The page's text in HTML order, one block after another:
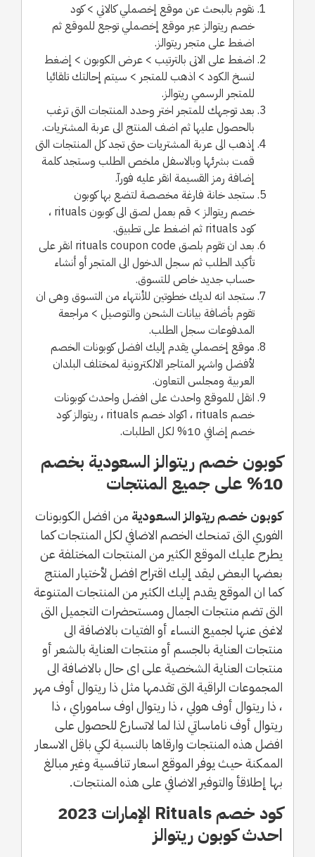
نقوم بالبحث عن موقع إخصملي كالاتي > كود
خصم ريتوالز عبر موقع إخصملي توجع للموقع ثم
اضغط على متجر ريتوالز.
اضغط على الاتى بالترتيب > عرض الكوبون > إضغط
لنسخ الكود > اذهب للمتجر > سيتم إحالتك تلقائيا
للمتجر الرسمي ريتوالز.
بعد توجهك للمتجر اختر وحدد المنتجات التى ترغب
بالحصول عليها ثم اضف المنتج الى عربة المشتريات.
إذهب الى عربة المشتريات حتى تجد كل المنتجات التى
قمت بشرئها وبالاسفل ملخص الطلب وستجد كلمة
إضافة رمز القسيمة انقر عليه فورآ.
ستجد خانة فارغة مخصصة لتضع بها كوبون
خصم ريتوالز > قم بعمل لصق الى كوبون rituals ،
كود rituals ثم اضغط على تطبيق.
بعد ان تقوم بلصق rituals coupon code انقر على
تأكيد الطلب ثم سجل الدخول الى المتجر أو أنشاء
حساب جديد خاص للتسوق.
ستجد انه لديك خطوتين للأنتهاء من التسوق وهى ان
تقوم بأضافة بيانات الشحن والتوصيل > مراجعة
المدفوعات سجل الطلب.
موقع إخصملي يقدم إليك افضل كوبونات الخصم
لأفضل واشهر المتاجر الالكترونية لمختلف البلدان
العربية ومجلس التعاون.
انقل للموقع واحدث على افضل واحدث كوبونات
خصم rituals ، اكواد خصم rituals ، ريتوالز كود
خصم إضافي 10% لكل الطلبات.
كوبون خصم ريتوالز السعودية بخصم
10% على جميع المنتجات
كوبون خصم ريتوالز السعودية من افضل الكوبونات
الفوري التى تمنحك الخصم الاضافي لكل المنتجات كما
يطرح عليك الموقع الكثير من المنتجات المختلفة عن
بعضها البعض ليقد إليك اقتراح افضل لأختيار المنتج
كما ان الموقع يقدم إليك الكثير من المنتجات المتنوعة
التى تضم منتجات الجمال ومستحضرات التجميل التى
لاغنى عنها لجميع النساء أو الفتيات بالاضافة الى
منتجات العناية بالجسم أو منتجات العناية بالشعر أو
منتجات العناية الشخصية على اى حال بالاضافة الى
المجموعات الراقية التى تقدمها مثل ذا ريتوال أوف مهر
، ذا ريتوال أوف هولي ، ذا ريتوال اوف ساموراي ، ذا
ريتوال أوف ناماساتي لذا لما لاتسارع للحصول على
افضل هذه المنتجات وارقاها بالنسبة لكي باقل الاسعار
الممكنة حيث يوفر الموقع اسعار تنافسية وغير مبالغ
بها إطلاقأ والتوفير الاضافي على هذه المنتجات.
كود خصم Rituals الإمارات 2023
احدث كوبون ريتوالز